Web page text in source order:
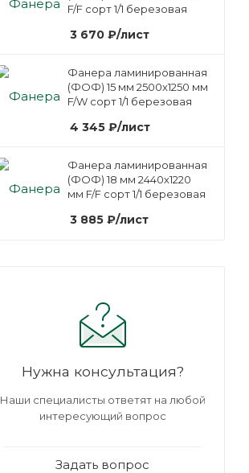
F/F сорт 1/1 березовая
3 670 ₽/лист
Фанера ламинированная
(ФОФ) 15 мм 2500х1250 мм
F/W сорт 1/1 березовая
4 345 ₽/лист
Фанера ламинированная
(ФОФ) 18 мм 2440х1220
мм F/F сорт 1/1 березовая
3 885 ₽/лист
Нужна консультация?
Наши специалисты ответят на любой
интересующий вопрос
Задать вопрос